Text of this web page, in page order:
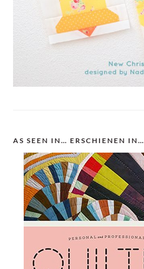
AS SEEN IN… ERSCHIENEN IN…